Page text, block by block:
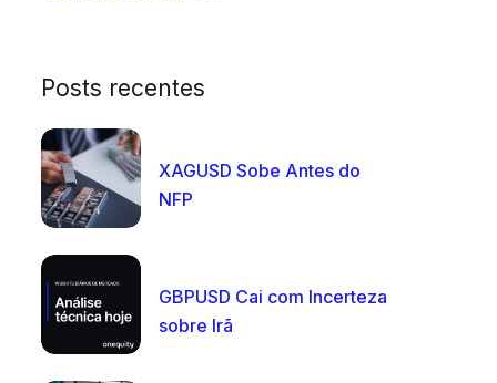
Posts recentes
XAGUSD Sobe Antes do
NFP
GBPUSD Cai com Incerteza
sobre Irã